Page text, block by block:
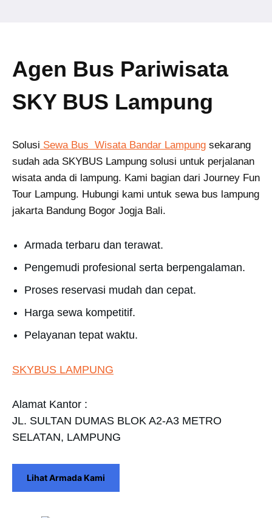
Agen Bus Pariwisata
SKY BUS Lampung
Solusi Sewa Bus Wisata Bandar Lampung sekarang
sudah ada SKYBUS Lampung solusi untuk perjalanan
wisata anda di lampung. Kami bagian dari Journey Fun
Tour Lampung. Hubungi kami untuk sewa bus lampung
jakarta Bandung Bogor Jogja Bali.
Armada terbaru dan terawat.
Pengemudi profesional serta berpengalaman.
Proses reservasi mudah dan cepat.
Harga sewa kompetitif.
Pelayanan tepat waktu.
SKYBUS LAMPUNG
Alamat Kantor :
JL. SULTAN DUMAS BLOK A2-A3 METRO
SELATAN, LAMPUNG
Lihat Armada Kami